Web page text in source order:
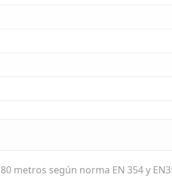
metros según norma EN 354 y